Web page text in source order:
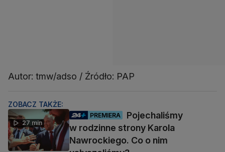
Autor: tmw/adso / Źródło: PAP
ZOBACZ TAKŻE:
27 min
PREMIERA
Pojechaliśmy
w rodzinne strony Karola
Nawrockiego. Co o nim